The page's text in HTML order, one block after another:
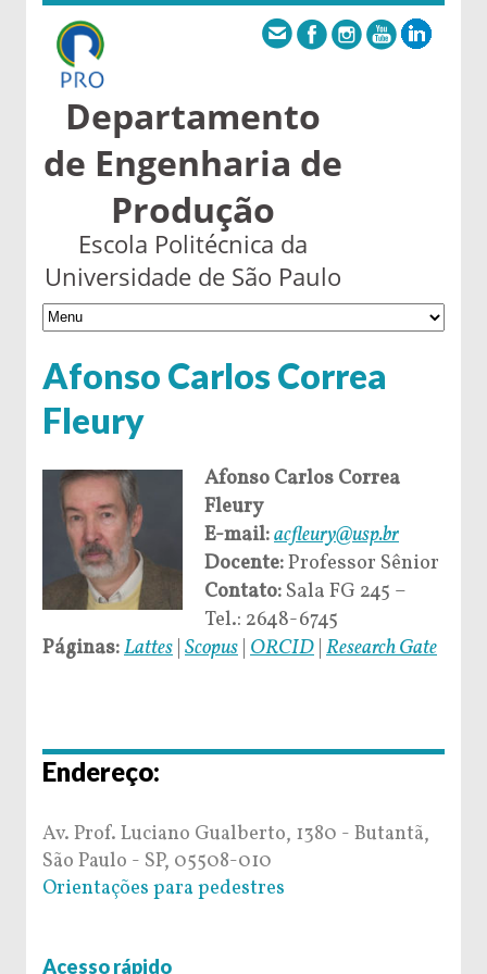
Departamento
de Engenharia de
Produção
Escola Politécnica da
Universidade de São Paulo
Afonso Carlos Correa
Fleury
Afonso Carlos Correa
Fleury
E-mail:acfleury@usp.br
Docente:Professor Sênior
Contato:Sala FG 245 –
Tel.: 2648-6745
Páginas:Lattes|Scopus|ORCID|Research Gate
Endereço:
Av. Prof. Luciano Gualberto, 1380 - Butantã,
São Paulo - SP, 05508-010
Orientações para pedestres
Acesso rápido